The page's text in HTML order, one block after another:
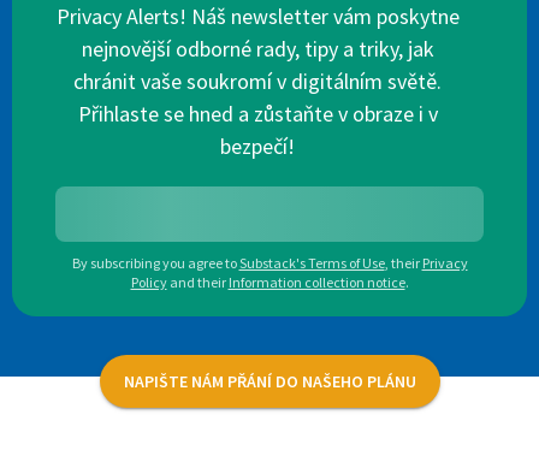
Privacy Alerts! Náš newsletter vám poskytne
nejnovější odborné rady, tipy a triky, jak
chránit vaše soukromí v digitálním světě.
Přihlaste se hned a zůstaňte v obraze i v
bezpečí!
By subscribing you agree toSubstack's Terms of Use, their Privacy
Policy and their Information collection notice.
NAPIŠTE NÁM PŘÁNÍ DO NAŠEHO PLÁNU